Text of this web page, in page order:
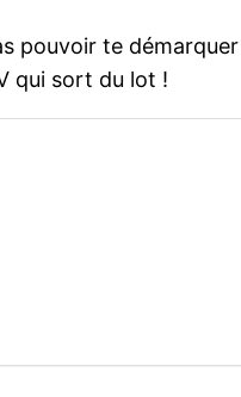
pouvoir te
qui sort du lot !